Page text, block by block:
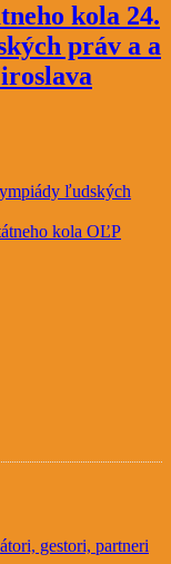
kola 24.
práv a a
ľudských
kola OĽP
gestori, partneri